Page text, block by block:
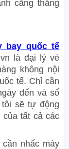
căng thẳng
bay quốc tế
là đại lý vé
không nội
tế. Chỉ cần
đến và số
sẽ tự động
của tất cả các
nhấc máy